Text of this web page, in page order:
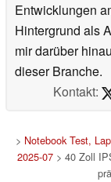
Entwicklungen
Hintergrund als
mir darüber
dieser Branche.
Kontakt:
> Notebook Test,
2025-07> 40 Zoll